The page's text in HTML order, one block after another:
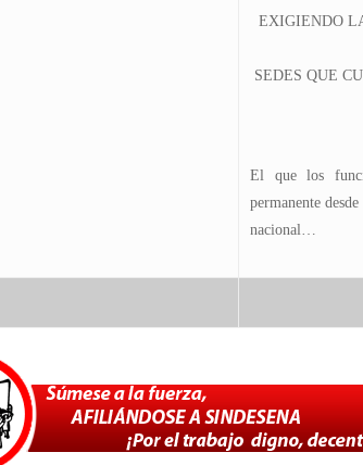
EXIGIENDO
SEDES QUE
El que los
permanente
nacional…